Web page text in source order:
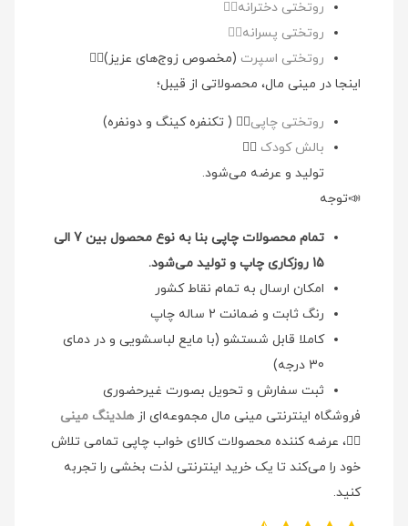
روتختی دخترانه👉🏻
روتختی پسرانه👉🏻
روتختی اسپرت (مخصوص زوج‌های عزیز)👉🏻
اینجا در مینی مال، محصولاتی از قیبل؛
روتختی چاپی👉🏻 ( تکنفره کینگ و دونفره)
بالش کودک 👉🏻
تولید و عرضه می‌شود.
📣توجه
تمام محصولات چاپی بنا به نوع محصول بین 7 الی
15 روزکاری چاپ و تولید می‌شود.
امکان ارسال به تمام نقاط کشور
رنگ ثابت و ضمانت 2 ساله چاپ
کاملا قابل شستشو (با مایع لباسشویی و در دمای
30 درجه)
ثبت سفارش و تحویل بصورت غیرحضوری
فروشگاه اینترنتی مینی مال مجموعه‌ای ازهلدینگ مینی
👉🏻، عرضه کننده محصولات کالای خواب چاپی تمامی تلاش
خود را می‌کند تا یک خرید اینترنتی لذت بخشی را تجربه
کنید.